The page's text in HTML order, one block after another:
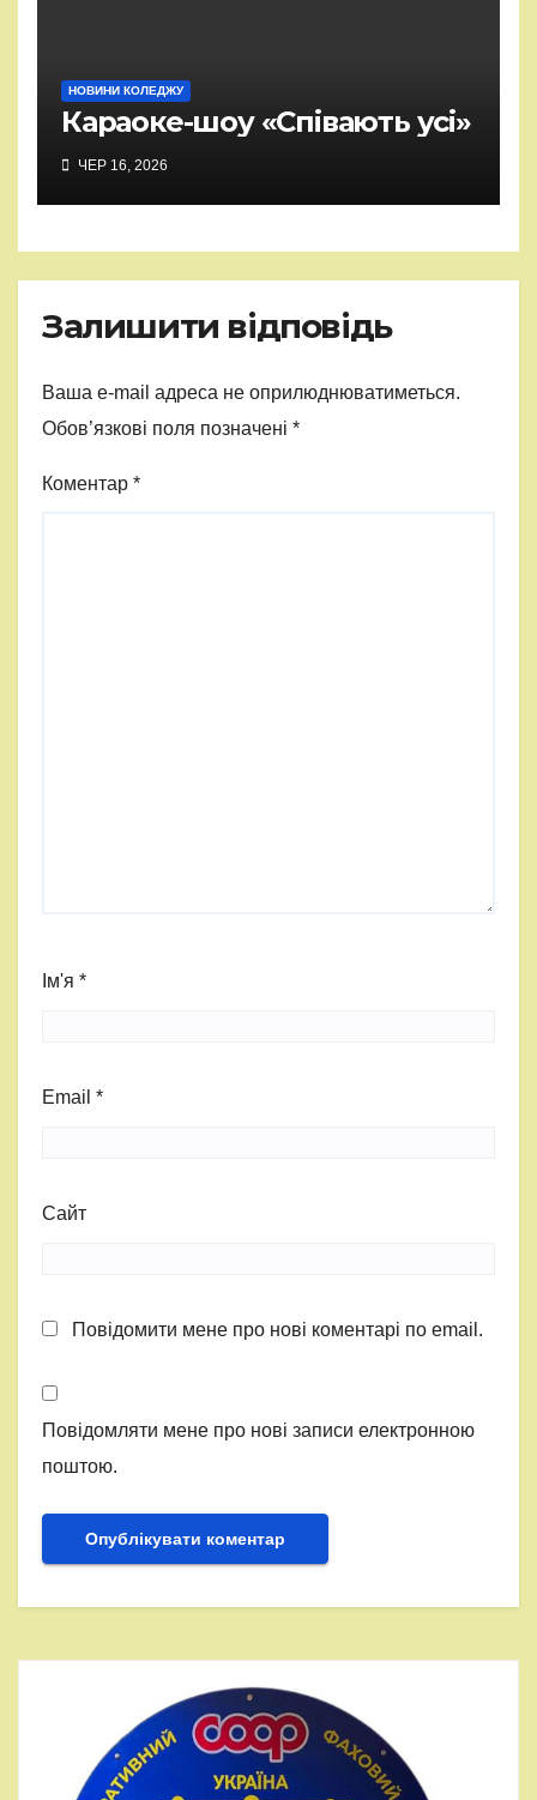
НОВИНИ КОЛЕДЖУ
Караоке-шоу «Співають усі»
ЧЕР 16, 2026
Залишити відповідь
Ваша e-mail адреса не оприлюднюватиметься.
Обов’язкові поля позначені *
Коментар *
Ім'я *
Email *
Сайт
Повідомити мене про нові коментарі по email.
Повідомляти мене про нові записи електронною
поштою.